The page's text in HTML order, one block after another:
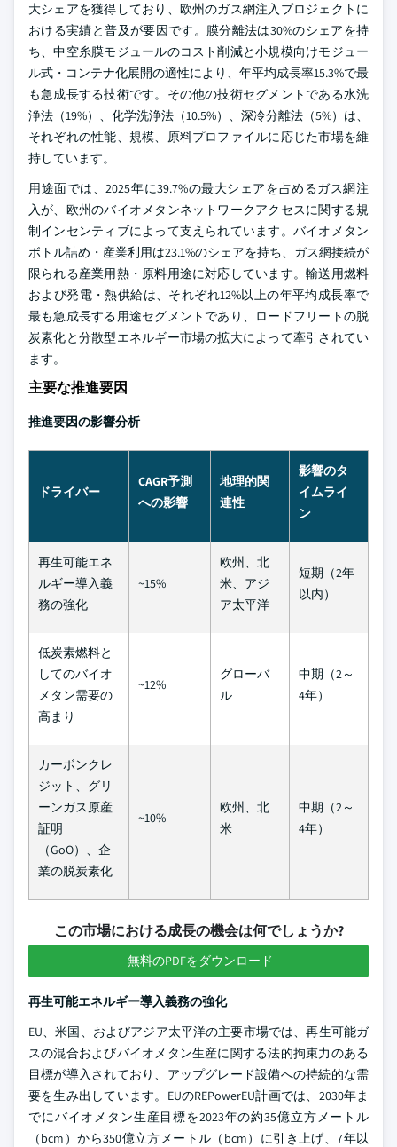
大シェアを獲得しており、欧州のガス網注入プロジェクトに
おける実績と普及が要因です。膜分離法は30%のシェアを持
ち、中空糸膜モジュールのコスト削減と小規模向けモジュー
ル式・コンテナ化展開の適性により、年平均成長率15.3%で最
も急成長する技術です。その他の技術セグメントである水洗
浄法（19%）、化学洗浄法（10.5%）、深冷分離法（5%）は、
それぞれの性能、規模、原料プロファイルに応じた市場を維
持しています。
用途面では、2025年に39.7%の最大シェアを占めるガス網注
入が、欧州のバイオメタンネットワークアクセスに関する規
制インセンティブによって支えられています。バイオメタン
ボトル詰め・産業利用は23.1%のシェアを持ち、ガス網接続が
限られる産業用熱・原料用途に対応しています。輸送用燃料
および発電・熱供給は、それぞれ12%以上の年平均成長率で
最も急成長する用途セグメントであり、ロードフリートの脱
炭素化と分散型エネルギー市場の拡大によって牽引されてい
ます。
主要な推進要因
推進要因の影響分析
ドライバー
CAGR予測
への影響
地理的関
連性
影響のタ
イムライ
ン
再生可能エネ
ルギー導入義
務の強化
~15%
欧州、北
米、アジ
ア太平洋
短期（2年
以内）
低炭素燃料と
してのバイオ
メタン需要の
高まり
~12%
グローバ
ル
中期（2～
4年）
カーボンクレ
ジット、グリ
ーンガス原産
証明
（GoO）、企
業の脱炭素化
~10%
欧州、北
米
中期（2～
4年）
この市場における成長の機会は何でしょうか?
無料のPDFをダウンロード
再生可能エネルギー導入義務の強化
EU、米国、およびアジア太平洋の主要市場では、再生可能ガ
スの混合およびバイオメタン生産に関する法的拘束力のある
目標が導入されており、アップグレード設備への持続的な需
要を生み出しています。EUのREPowerEU計画では、2030年ま
でにバイオメタン生産目標を2023年の約35億立方メートル
（bcm）から350億立方メートル（bcm）に引き上げ、7年以